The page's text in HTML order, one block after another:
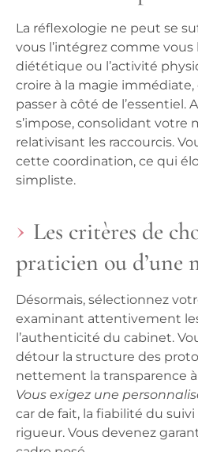
La réflexologie ne peut se
vous l’intégrez comme vous
diététique ou l’activité
croire à la magie immédiate,
passer à côté de l’essentiel.
s’impose, consolidant votre
relativisant les raccourcis.
cette coordination, ce qui
simpliste.
Les critères de
praticien ou d’une
Désormais, sélectionnez
examinant attentivement
l’authenticité du cabinet.
détour la structure des
nettement la transparence
Vous exigez une
car de fait, la fiabilité du
rigueur. Vous devenez